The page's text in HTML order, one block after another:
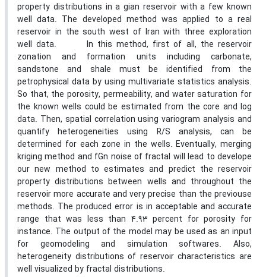
property distributions in a gian reservoir with a few known
well data. The developed method was applied to a real
reservoir in the south west of Iran with three exploration
well data. In this method, first of all, the reservoir
zonation and formation units including carbonate,
sandstone and shale must be identified from the
petrophysical data by using multivariate statistics analysis.
So that, the porosity, permeability, and water saturation for
the known wells could be estimated from the core and log
data. Then, spatial correlation using variogram analysis and
quantify heterogeneities using R/S analysis, can be
determined for each zone in the wells. Eventually, merging
kriging method and fGn noise of fractal will lead to develope
our new method to estimates and predict the reservoir
property distributions between wells and throughout the
reservoir more accurate and very precise than the previouse
methods. The produced error is in acceptable and accurate
range that was less than 4.93 percent for porosity for
instance. The output of the model may be used as an input
for geomodeling and simulation softwares. Also,
heterogeneity distributions of reservoir characteristics are
well visualized by fractal distributions.